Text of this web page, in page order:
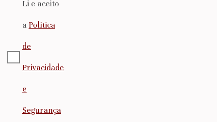
Li e aceito
a Política
de
Privacidade
e
Segurança